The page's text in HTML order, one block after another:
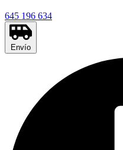
645 196 634
Envío